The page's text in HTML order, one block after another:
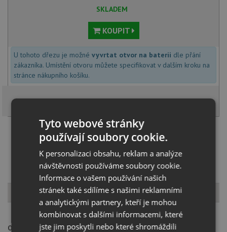
SKLADEM
KOUPIT
U tohoto dřezu je možné vyvrtat otvor na baterii dle přání
zákazníka. Umístění otvoru můžete specifikovat v dalším kroku na
stránce nákupního košíku.
Načíst dalších 5 ze zbývajících 25 setů
Popis produktu
Otvor pro baterii: na spodní straně má dřez 2 částečně předvrtané
Tyto webové stránky
používají soubory cookie.
K personalizaci obsahu, reklam a analýze
návštěvnosti používáme soubory cookie.
Informace o vašem používání našich
stránek také sdílíme s našimi reklamními
a analytickými partnery, kteří je mohou
kombinovat s dalšími informacemi, které
jste jim poskytli nebo které shromáždili